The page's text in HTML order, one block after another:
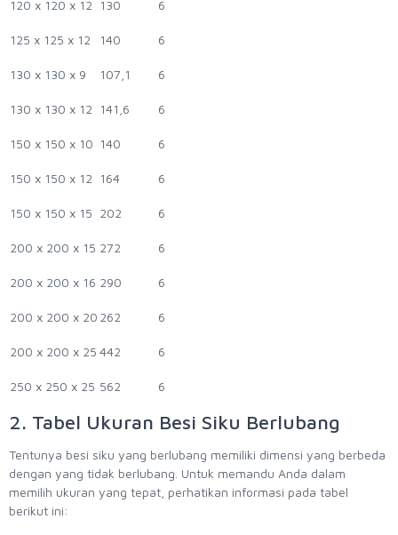
120 x 120 x 12 130 6
125 x 125 x 12 140 6
130 x 130 x 9 107,1 6
130 x 130 x 12 141,6 6
150 x 150 x 10 140 6
150 x 150 x 12 164 6
150 x 150 x 15 202 6
200 x 200 x 15 272 6
200 x 200 x 16 290 6
200 x 200 x 20 262 6
200 x 200 x 25 442 6
250 x 250 x 25 562 6
2. Tabel Ukuran Besi Siku Berlubang
Tentunya besi siku yang berlubang memiliki dimensi yang berbeda
dengan yang tidak berlubang. Untuk memandu Anda dalam
memilih ukuran yang tepat, perhatikan informasi pada tabel
berikut ini: